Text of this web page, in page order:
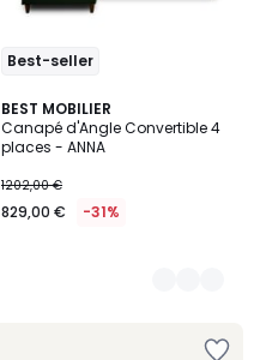
Best-seller
BEST MOBILIER
Canapé d'Angle Convertible 4
places - ANNA
1202,00 €
829,00 € -31%
9
Couleurs